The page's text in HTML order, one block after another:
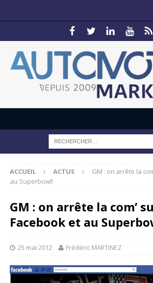
ACCUEIL ACTUS
GM : on arrête la
au Superbowl!
GM : on arrête la com’
Facebook et au
25 mai 2012 Frédéric MARTINEZ